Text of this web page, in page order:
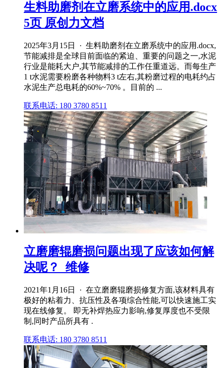
生料助磨剂在立磨系统中的应用.docx
5页 原创力文档
2025年3月15日 · 生料助磨剂在立磨系统中的应用.docx,
节能减排是全球目前面临的紧迫、重要的问题之一,水泥
行业是能耗大户,其节能减排的工作任重道远。而每生产
1 t水泥需要粉磨各种物料3 t左右,其粉磨过程的电耗约占
水泥生产总电耗的60%~70% 。目前的 ...
联系电话: 180 3780 8511
立磨磨辊磨损问题出现了应该如何解
决呢？_维修
2021年1月16日 · 在立磨磨辊磨损修复方面,该材料具有
极好的粘着力、抗压性及各项综合性能,可以快速施工实
现在线修复。 即无补焊热应力影响,修复厚度也不受限
制,同时产品所具有 .
联系电话: 180 3780 8511